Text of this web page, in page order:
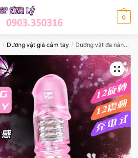
0
/ Dương vật giả cầm tay / Dương vật đa năng giá rẻ thụt tự động Pretty Love